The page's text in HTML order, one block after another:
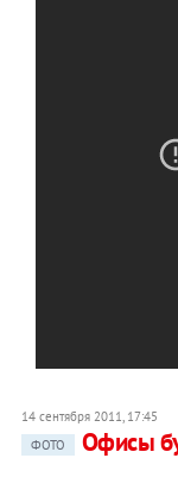
14 сентября 2011, 17:45
ФОТО
Офисы